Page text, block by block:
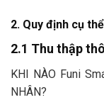
2. Quy định cụ thể
2.1 Thu thập
KHI NÀO Funi
NHÂN?